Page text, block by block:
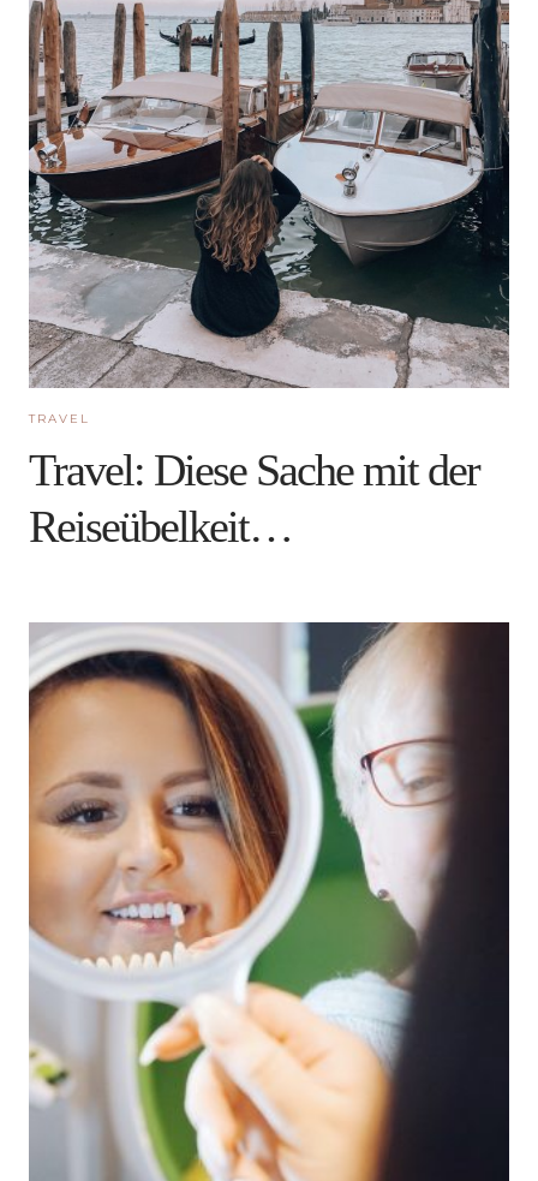
TRAVEL
Travel: Diese Sache mit der
Reiseübelkeit…